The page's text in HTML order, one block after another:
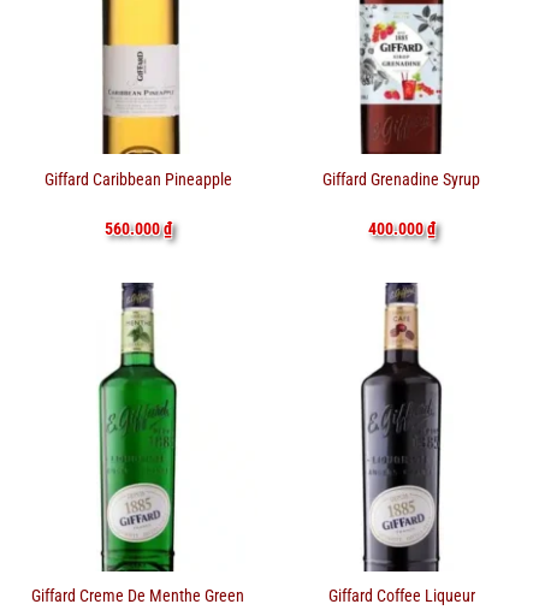
Giffard Caribbean Pineapple
560.000₫
Giffard Grenadine Syrup
400.000₫
Giffard Creme De Menthe Green Giffard Coffee Liqueur